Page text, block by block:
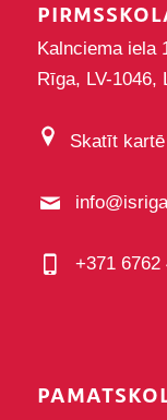
Kalnciema iela
Rīga, LV-1046,
Skatīt kartē
+371 6762